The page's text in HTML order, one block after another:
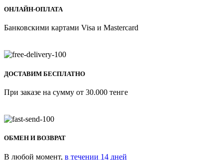
ОНЛАЙН-ОПЛАТА
Банковскими картами Visa и Mastercard
ДОСТАВИМ БЕСПЛАТНО
При заказе на сумму от 30.000 тенге
ОБМЕН И ВОЗВРАТ
В любой момент, в течении 14 дней